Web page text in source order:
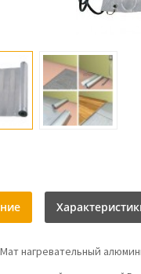
нагревательный